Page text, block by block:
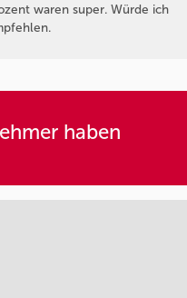
waren super. Würde ich
haben